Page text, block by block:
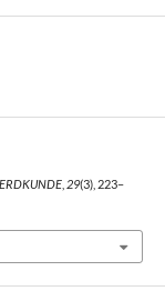
ERDKUNDE, 29(3), 223–